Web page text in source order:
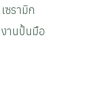
เซรามิก
งานปั้นมือ